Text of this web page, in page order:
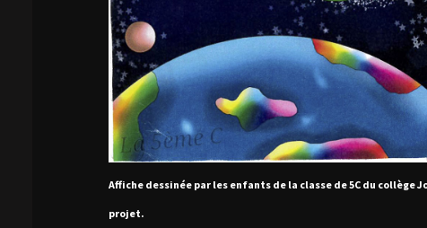
Affiche dessinée par les enfants de la classe de 5C du collège
projet.